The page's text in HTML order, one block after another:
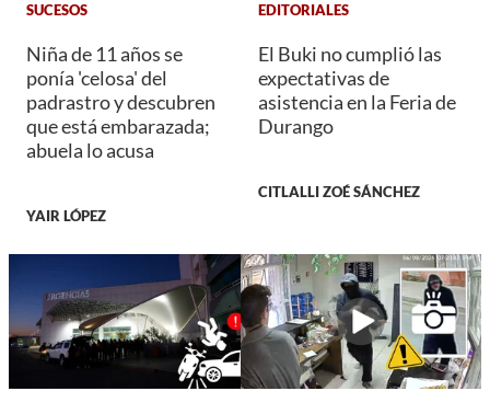
SUCESOS
Niña de 11 años se
ponía 'celosa' del
padrastro y descubren
que está embarazada;
abuela lo acusa
YAIR LÓPEZ
EDITORIALES
El Buki no cumplió las
expectativas de
asistencia en la Feria de
Durango
CITLALLI ZOÉ SÁNCHEZ